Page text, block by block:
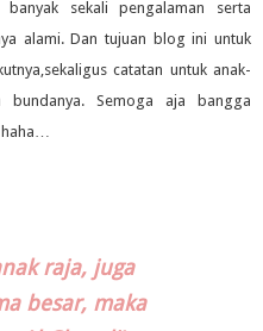
sekali pengalaman serta
alami. Dan tujuan blog ini untuk
catatan untuk anak-
bundanya. Semoga aja bangga
raja, juga
besar, maka